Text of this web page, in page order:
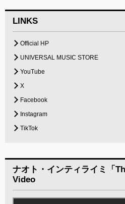
LINKS
Official HP
UNIVERSAL MUSIC STORE
YouTube
X
Facebook
Instagram
TikTok
ナオト・インティライミ「
Video